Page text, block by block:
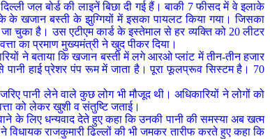
जल बोर्ड की लाइनें बिछा दी गई हैं। बाकी 7 फीसद में वे इलाके
के खजान बस्ती के झुग्गियों में इसका पायलट किया गया। जिसका
चुका है। उस एटीएम कार्ड के इस्तेमाल से हर व्यक्ति को 20 लीटर
का प्रमाण मुख्यमंत्री ने खुद पीकर दिया।
ने बताया कि खजान बस्ती में लगे आरओ प्लांट में तीन-तीन हजार
हाई प्रेशर पंप रूम में जाता है। पूरा फूलप्रूव सिस्टम है। 70
पानी लेने वाले कुछ लोग भी मौजूद थी। अधिकारियों ने लोगों को
को लेकर खुशी व संतुष्टि जताई।
के लिए धन्यवाद देते हुए कहा कि उनकी पानी की समस्या अब खत्म
राजकुमारी ढिल्लों की भी जमकर तारीफ करते हुए कहा कि